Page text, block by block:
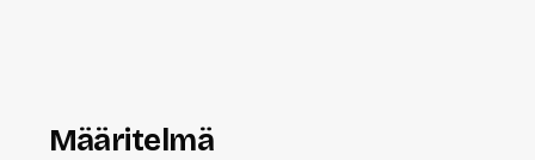
Määritelmä